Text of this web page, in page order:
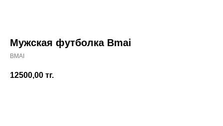
Мужская футболка Bmai
BMAI
12500,00 тг.